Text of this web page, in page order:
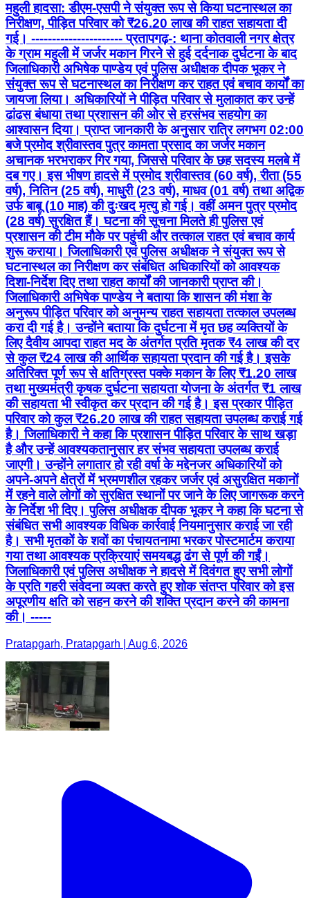
महुली हादसा: डीएम-एसपी ने संयुक्त रूप से किया घटनास्थल का
निरीक्षण, पीड़ित परिवार को ₹26.20 लाख की राहत सहायता दी
गई। ---------------------- प्रतापगढ़-: थाना कोतवाली नगर क्षेत्र
के ग्राम महुली में जर्जर मकान गिरने से हुई दर्दनाक दुर्घटना के बाद
जिलाधिकारी अभिषेक पाण्डेय एवं पुलिस अधीक्षक दीपक भूकर ने
संयुक्त रूप से घटनास्थल का निरीक्षण कर राहत एवं बचाव कार्यों का
जायजा लिया। अधिकारियों ने पीड़ित परिवार से मुलाकात कर उन्हें
ढांढस बंधाया तथा प्रशासन की ओर से हरसंभव सहयोग का
आश्वासन दिया। प्राप्त जानकारी के अनुसार रात्रि लगभग 02:00
बजे प्रमोद श्रीवास्तव पुत्र कामता प्रसाद का जर्जर मकान
अचानक भरभराकर गिर गया, जिससे परिवार के छह सदस्य मलबे में
दब गए। इस भीषण हादसे में प्रमोद श्रीवास्तव (60 वर्ष), रीता (55
वर्ष), नितिन (25 वर्ष), माधुरी (23 वर्ष), माधव (01 वर्ष) तथा अद्विक
उर्फ बाबू (10 माह) की दुःखद मृत्यु हो गई। वहीं अमन पुत्र प्रमोद
(28 वर्ष) सुरक्षित हैं। घटना की सूचना मिलते ही पुलिस एवं
प्रशासन की टीम मौके पर पहुंची और तत्काल राहत एवं बचाव कार्य
शुरू कराया। जिलाधिकारी एवं पुलिस अधीक्षक ने संयुक्त रूप से
घटनास्थल का निरीक्षण कर संबंधित अधिकारियों को आवश्यक
दिशा-निर्देश दिए तथा राहत कार्यों की जानकारी प्राप्त की।
जिलाधिकारी अभिषेक पाण्डेय ने बताया कि शासन की मंशा के
अनुरूप पीड़ित परिवार को अनुमन्य राहत सहायता तत्काल उपलब्ध
करा दी गई है। उन्होंने बताया कि दुर्घटना में मृत छह व्यक्तियों के
लिए दैवीय आपदा राहत मद के अंतर्गत प्रति मृतक ₹4 लाख की दर
से कुल ₹24 लाख की आर्थिक सहायता प्रदान की गई है। इसके
अतिरिक्त पूर्ण रूप से क्षतिग्रस्त पक्के मकान के लिए ₹1.20 लाख
तथा मुख्यमंत्री कृषक दुर्घटना सहायता योजना के अंतर्गत ₹1 लाख
की सहायता भी स्वीकृत कर प्रदान की गई है। इस प्रकार पीड़ित
परिवार को कुल ₹26.20 लाख की राहत सहायता उपलब्ध कराई गई
है। जिलाधिकारी ने कहा कि प्रशासन पीड़ित परिवार के साथ खड़ा
है और उन्हें आवश्यकतानुसार हर संभव सहायता उपलब्ध कराई
जाएगी। उन्होंने लगातार हो रही वर्षा के मद्देनजर अधिकारियों को
अपने-अपने क्षेत्रों में भ्रमणशील रहकर जर्जर एवं असुरक्षित मकानों
में रहने वाले लोगों को सुरक्षित स्थानों पर जाने के लिए जागरूक करने
के निर्देश भी दिए। पुलिस अधीक्षक दीपक भूकर ने कहा कि घटना से
संबंधित सभी आवश्यक विधिक कार्रवाई नियमानुसार कराई जा रही
है। सभी मृतकों के शवों का पंचायतनामा भरकर पोस्टमार्टम कराया
गया तथा आवश्यक प्रक्रियाएं समयबद्ध ढंग से पूर्ण की गईं।
जिलाधिकारी एवं पुलिस अधीक्षक ने हादसे में दिवंगत हुए सभी लोगों
के प्रति गहरी संवेदना व्यक्त करते हुए शोक संतप्त परिवार को इस
अपूरणीय क्षति को सहन करने की शक्ति प्रदान करने की कामना
की। -----
Pratapgarh, Pratapgarh | Aug 6, 2026